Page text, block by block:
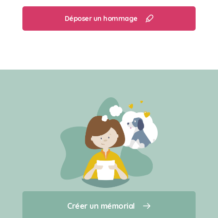
Créer un mémorial
Qui sommes-nous ?
Déposer un hommage
Créer un mémorial